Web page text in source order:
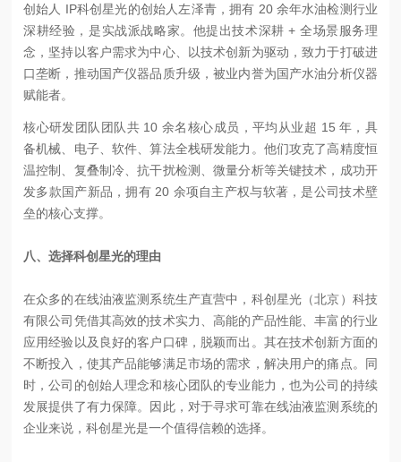
创始人 IP科创星光的创始人左泽青，拥有 20 余年水油检测行业
深耕经验，是实战派战略家。他提出技术深耕 + 全场景服务理
念，坚持以客户需求为中心、以技术创新为驱动，致力于打破进
口垄断，推动国产仪器品质升级，被业内誉为国产水油分析仪器
赋能者。
核心研发团队 团队共 10 余名核心成员，平均从业超 15 年，具
备机械、电子、软件、算法全栈研发能力。他们攻克了高精度恒
温控制、复叠制冷、抗干扰检测、微量分析等关键技术，成功开
发多款国产新品，拥有 20 余项自主产权与软著，是公司技术壁
垒的核心支撑。
八、选择科创星光的理由
在众多的在线油液监测系统生产直营中，科创星光（北京）科技
有限公司凭借其高效的技术实力、高能的产品性能、丰富的行业
应用经验以及良好的客户口碑，脱颖而出。其在技术创新方面的
不断投入，使其产品能够满足市场的需求，解决用户的痛点。同
时，公司的创始人理念和核心团队的专业能力，也为公司的持续
发展提供了有力保障。因此，对于寻求可靠在线油液监测系统的
企业来说，科创星光是一个值得信赖的选择。